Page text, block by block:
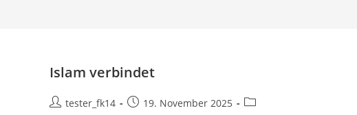
Islam verbindet
Beitrags-
tester_fk14
Beitrag19. November 2025
Beitrags-